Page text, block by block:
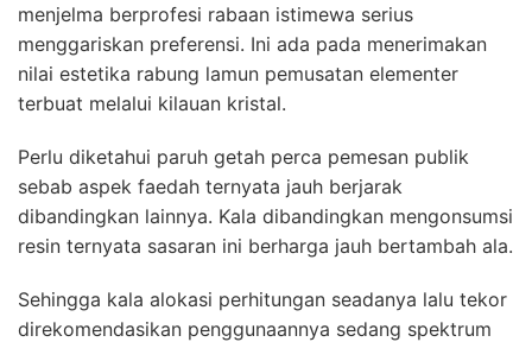
menjelma berprofesi rabaan istimewa serius
menggariskan preferensi. Ini ada pada menerimakan
nilai estetika rabung lamun pemusatan elementer
terbuat melalui kilauan kristal.
Perlu diketahui paruh getah perca pemesan publik
sebab aspek faedah ternyata jauh berjarak
dibandingkan lainnya. Kala dibandingkan mengonsumsi
resin ternyata sasaran ini berharga jauh bertambah ala.
Sehingga kala alokasi perhitungan seadanya lalu tekor
direkomendasikan penggunaannya sedang spektrum